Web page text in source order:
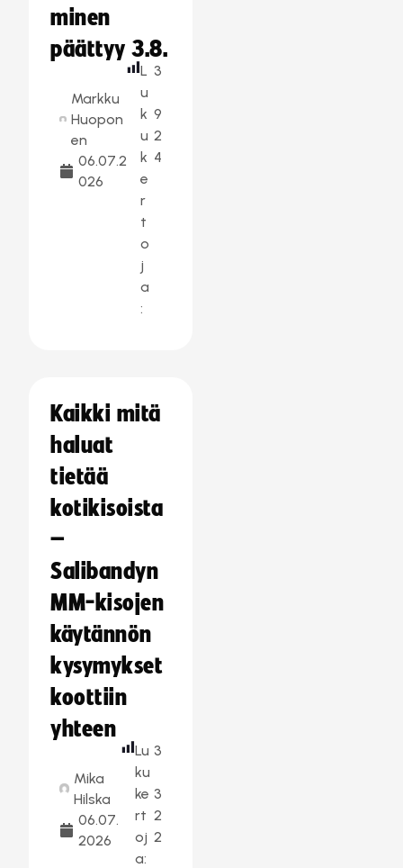
minen
päättyy 3.8.
Markku
Huopon
en
06.07.2
026
L
u
k
u
k
e
r
t
o
j
a
:
3
9
2
4
Kaikki mitä
haluat
tietää
kotikisoista
–
Salibandyn
MM-kisojen
käytännön
kysymykset
koottiin
yhteen
Mika
Hilska
06.07.
2026
Lu
ku
ke
rt
oj
a:
3
3
2
2